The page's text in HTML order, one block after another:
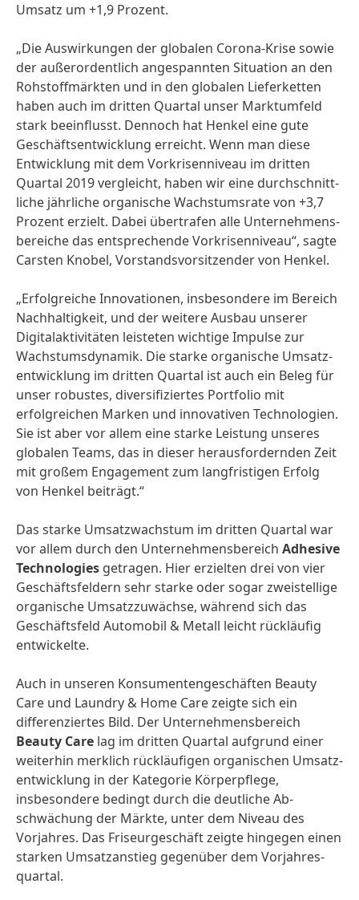
Umsatz um +1,9 Prozent.
„Die Auswirkungen der globalen Corona-Krise sowie
der außerordentlich angespannten Situation an den
Rohstoff­märkten und in den globalen Lieferketten
haben auch im dritten Quartal unser Marktumfeld
stark beeinflusst. Dennoch hat Henkel eine gute
Geschäfts­entwicklung erreicht. Wenn man diese
Entwicklung mit dem Vorkrisen­niveau im dritten
Quartal 2019 vergleicht, haben wir eine durchschnitt­
liche jährliche organische Wachstumsrate von +3,7
Prozent erzielt. Dabei übertrafen alle Unternehmens­
bereiche das entsprechende Vorkrisen­niveau“, sagte
Carsten Knobel, Vorstands­vorsitzender von Henkel.
„Erfolgreiche Innovationen, insbesondere im Bereich
Nachhaltigkeit, und der weitere Ausbau unserer
Digital­aktivitäten leisteten wichtige Impulse zur
Wachstums­dynamik. Die starke organische Umsatz­
entwicklung im dritten Quartal ist auch ein Beleg für
unser robustes, diversifi­ziertes Portfolio mit
erfolgreichen Marken und innovativen Technologien.
Sie ist aber vor allem eine starke Leistung unseres
globalen Teams, das in dieser heraus­fordernden Zeit
mit großem Engagement zum langfristigen Erfolg
von Henkel beiträgt.“
Das starke Umsatz­wachstum im dritten Quartal war
vor allem durch den Unternehmens­bereich Adhesive
Technologies getragen. Hier erzielten drei von vier
Geschäfts­feldern sehr starke oder sogar zweistellige
organische Umsatz­zuwächse, während sich das
Geschäfts­feld Automobil & Metall leicht rückläufig
entwickelte.
Auch in unseren Konsumenten­geschäften Beauty
Care und Laundry & Home Care zeigte sich ein
differenziertes Bild. Der Unternehmens­bereich
Beauty Care lag im dritten Quartal aufgrund einer
weiterhin merklich rückläufigen organischen Umsatz­
entwicklung in der Kategorie Körper­pflege,
insbesondere bedingt durch die deutliche Ab­
schwächung der Märkte, unter dem Niveau des
Vorjahres. Das Friseur­geschäft zeigte hingegen einen
starken Umsatz­anstieg gegenüber dem Vorjahres­
quartal.